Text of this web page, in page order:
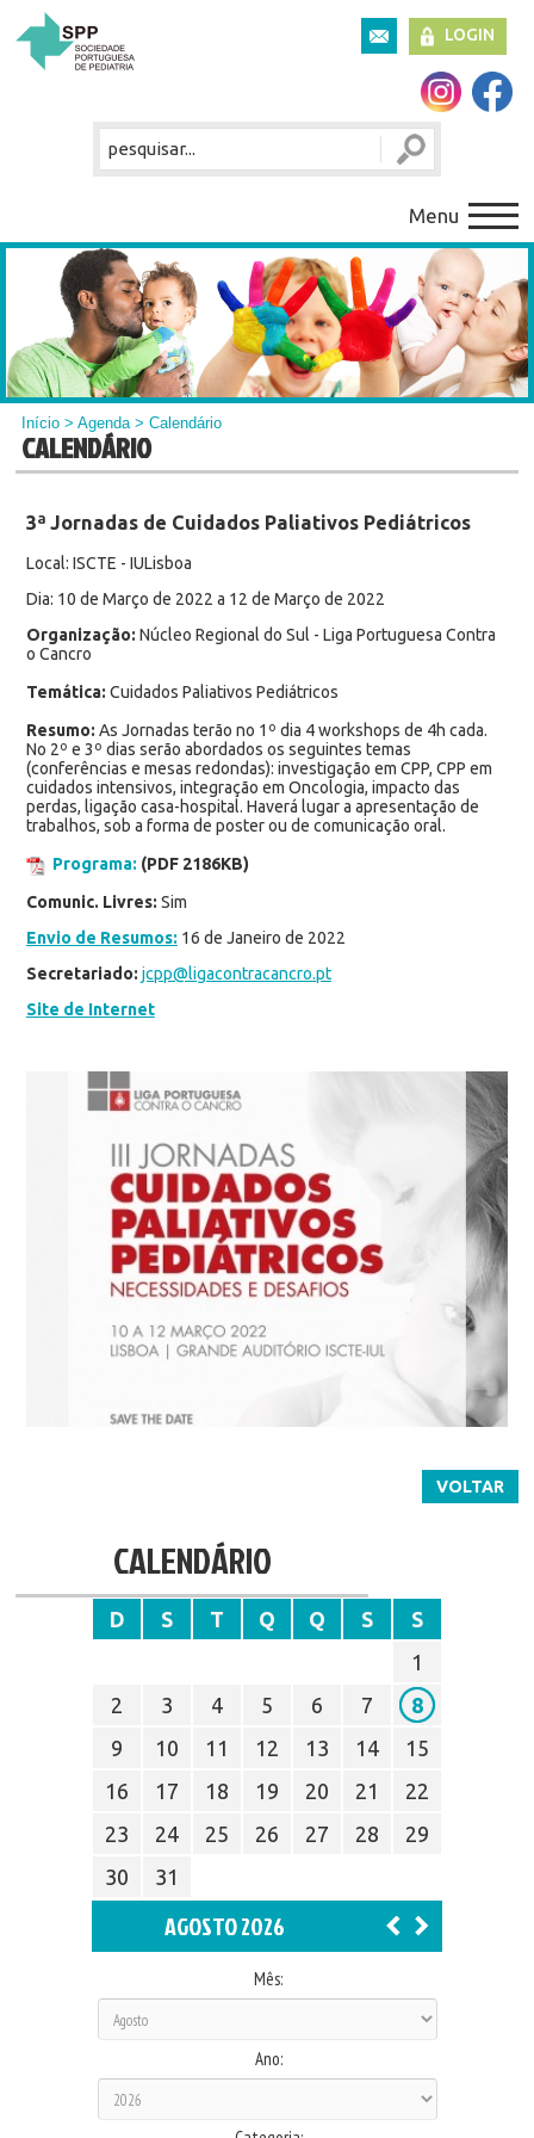
LOGIN
Menu
Início >Agenda> Calendário
CALENDÁRIO
3ª Jornadas de Cuidados Paliativos Pediátricos
Local: ISCTE - IULisboa
Dia: 10 de Março de 2022 a 12 de Março de 2022
Organização: Núcleo Regional do Sul - Liga Portuguesa Contra
o Cancro
Temática: Cuidados Paliativos Pediátricos
Resumo: As Jornadas terão no 1º dia 4 workshops de 4h cada.
No 2º e 3º dias serão abordados os seguintes temas
(conferências e mesas redondas): investigação em CPP, CPP em
cuidados intensivos, integração em Oncologia, impacto das
perdas, ligação casa-hospital. Haverá lugar a apresentação de
trabalhos, sob a forma de poster ou de comunicação oral.
Programa: (PDF 2186KB)
Comunic. Livres: Sim
Envio de Resumos: 16 de Janeiro de 2022
Secretariado: jcpp@ligacontracancro.pt
Site de Internet
VOLTAR
CALENDÁRIO
D S T Q Q S
S
1
2
3 4 5 6 7
8
9
10 11 12 13 14
15
16
17 18 19 20 21
22
23
24 25 26 27 28
29
30
31
AGOSTO 2026
Mês:
Ano: